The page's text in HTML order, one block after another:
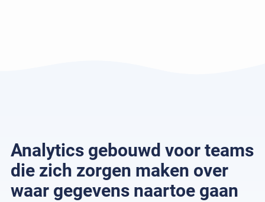
Analytics gebouwd voor teams
die zich zorgen maken over
waar gegevens naartoe gaan